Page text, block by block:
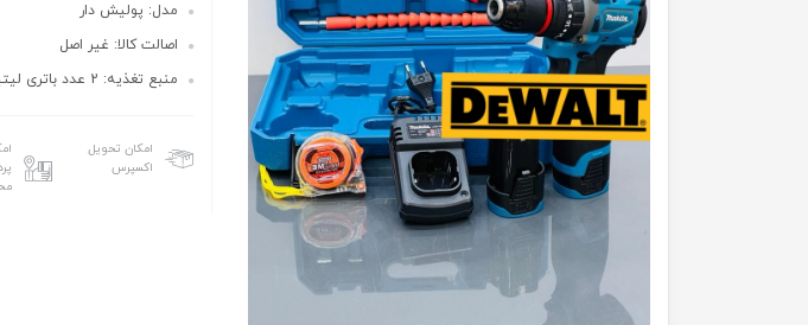
مدل: پولیش دار
اصالت کالا: غیر اصل
منبع تغذیه: 2 عدد باتری لیتیومی 24 ولت
امکان تحویل
اکسپرس